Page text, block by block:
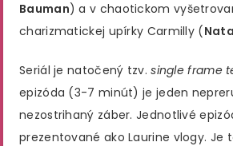
Bauman) a v chaotickom
charizmatickej upírky Carmilly (
Seriál je natočený tzv.single frame
epizóda (3-7 minút) je jeden
nezostrihaný záber. Jednotlivé
prezentované ako Laurine vlogy. Je